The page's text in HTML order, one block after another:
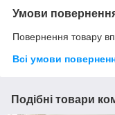
Умови
Повернення товару
Всі умови
Подібні товари